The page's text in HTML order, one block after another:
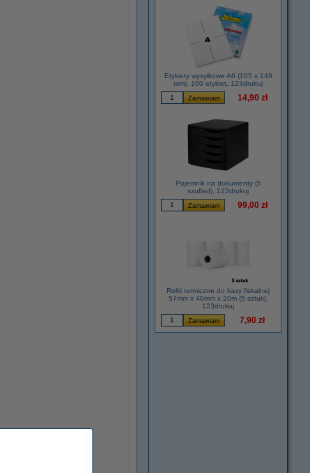
Etykiety wysyłkowe A6 (105 x 148
mm), 100 etykiet, 123drukuj
14,90 zł
Pojemnik na dokumenty (5
szuflad), 123drukuj
99,00 zł
Rolki termiczne do kasy fiskalnej
57mm x 40mm x 20m (5 sztuk),
123drukuj
7,90 zł